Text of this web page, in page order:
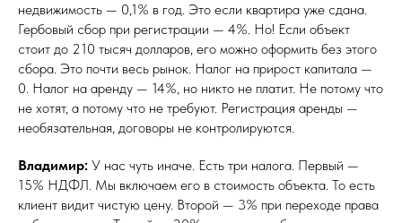
недвижимость — 0,1% в год. Это если квартира уже сдана.
Гербовый сбор при регистрации — 4%. Но! Если объект
стоит до 210 тысяч долларов, его можно оформить без этого
сбора. Это почти весь рынок. Налог на прирост капитала —
0. Налог на аренду — 14%, но никто не платит. Не потому что
не хотят, а потому что не требуют. Регистрация аренды —
необязательная, договоры не контролируются.
Владимир: У нас чуть иначе. Есть три налога. Первый —
15% НДФЛ. Мы включаем его в стоимость объекта. То есть
клиент видит чистую цену. Второй — 3% при переходе права